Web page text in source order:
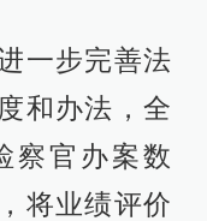
一步完善法
和办法，全
察官办案数
将业绩评价